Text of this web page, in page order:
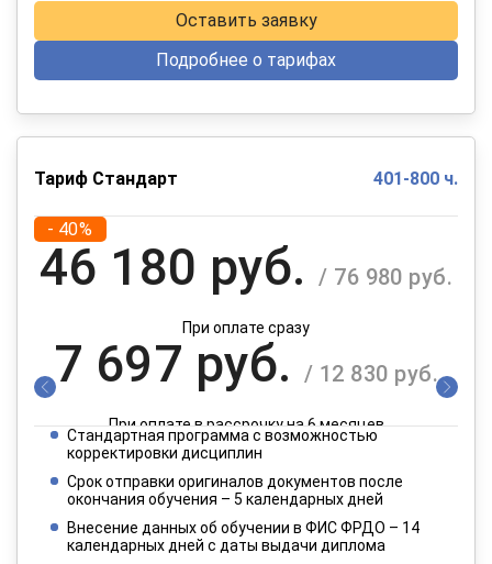
Оставить заявку
Подробнее о тарифах
Тариф Стандарт 401-800 ч.
- 40%
46 180 руб. / 76 980 руб.
При оплате сразу
7 697 руб. / 12 830 руб.
При оплате в рассрочку на 6 месяцев
3 849 руб.
При оплате в рассрочку на 12 месяцев
Стандартная программа с возможностью
корректировки дисциплин
Срок отправки оригиналов документов после
окончания обучения – 5 календарных дней
Внесение данных об обучении в ФИС ФРДО – 14
календарных дней с даты выдачи диплома